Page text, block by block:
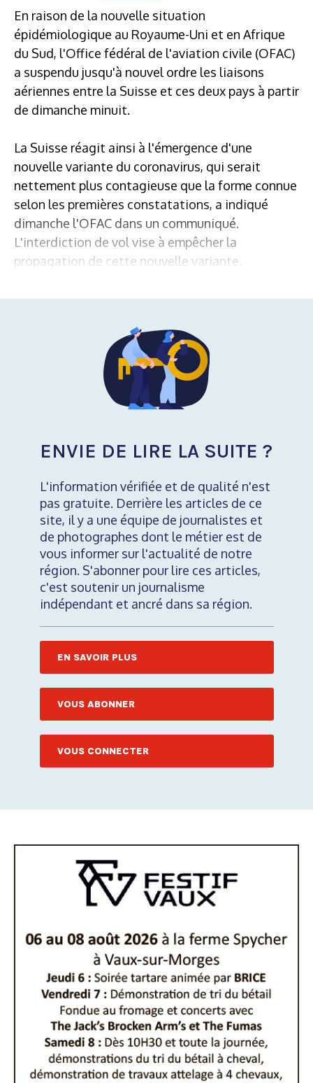
En raison de la nouvelle situation
épidémiologique au Royaume-Uni et en Afrique
du Sud, l'Office fédéral de l'aviation civile (OFAC)
a suspendu jusqu'à nouvel ordre les liaisons
aériennes entre la Suisse et ces deux pays à partir
de dimanche minuit.
La Suisse réagit ainsi à l'émergence d'une
nouvelle variante du coronavirus, qui serait
nettement plus contagieuse que la forme connue
selon les premières constatations, a indiqué
dimanche l'OFAC dans un communiqué.
L'interdiction de vol vise à empêcher la
propagation de cette nouvelle variante.
ENVIE DE LIRE LA SUITE ?
L'information vérifiée et de qualité n'est
pas gratuite. Derrière les articles de ce
site, il y a une équipe de journalistes et
de photographes dont le métier est de
vous informer sur l'actualité de notre
région. S'abonner pour lire ces articles,
c'est soutenir un journalisme
indépendant et ancré dans sa région.
EN SAVOIR PLUS
VOUS ABONNER
VOUS CONNECTER